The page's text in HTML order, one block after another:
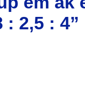
: 2,5 : 4”